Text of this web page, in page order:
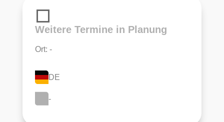
Weitere Termine in Planung
Ort: -
DE
-